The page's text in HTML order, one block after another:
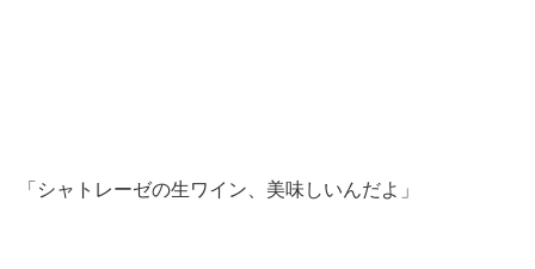
「シャトレーゼの生ワイン、美味しいんだよ」